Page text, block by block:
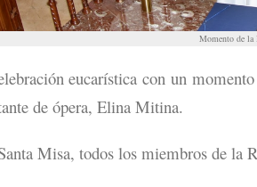
Momento de la
eucarística con un
de ópera, Elina Mitina.
Misa, todos los miembros de la